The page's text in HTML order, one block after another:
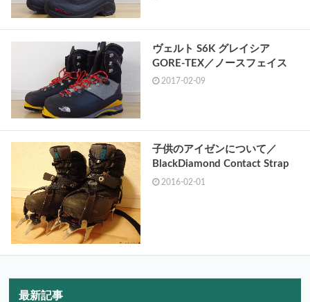
ヴェルト S6K グレイシア
GORE-TEX／ノースフェイス
2017-02-09
子供のアイゼンについて／
BlackDiamond Contact Strap
2016-02-01
最新記事